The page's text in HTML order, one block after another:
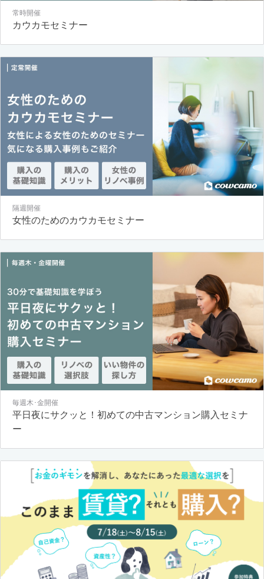
常時開催
カウカモセミナー
隔週開催
女性のためのカウカモセミナー
毎週木･金開催
平日夜にサクッと！初めての中古マンション購入セミナ
ー